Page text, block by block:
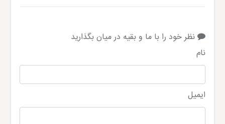
نظر خود را با ما و بقیه در میان بگذارید
نام
ایمیل